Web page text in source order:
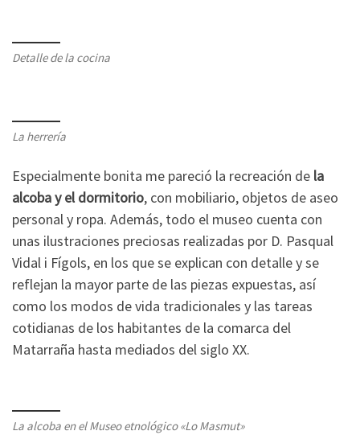
Detalle de la cocina
La herrería
Especialmente bonita me pareció la recreación de la
alcoba y el dormitorio, con mobiliario, objetos de aseo
personal y ropa. Además, todo el museo cuenta con
unas ilustraciones preciosas realizadas por D. Pasqual
Vidal i Fígols, en los que se explican con detalle y se
reflejan la mayor parte de las piezas expuestas, así
como los modos de vida tradicionales y las tareas
cotidianas de los habitantes de la comarca del
Matarraña hasta mediados del siglo XX.
La alcoba en el Museo etnológico «Lo Masmut»